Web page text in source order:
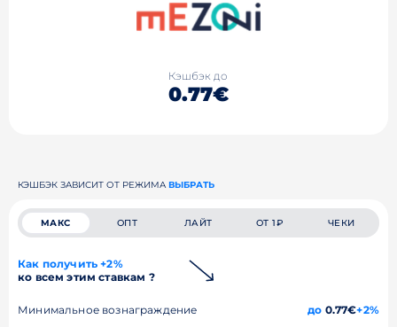
Кэшбэк до
0.77€
КЭШБЭК ЗАВИСИТ ОТ РЕЖИМА ВЫБРАТЬ
МАКС ОПТ ЛАЙТ ОТ 1₽ ЧЕКИ
Как получить +2%
ко всем этим ставкам ?
Минимальное вознаграждение до 0.77€+2%